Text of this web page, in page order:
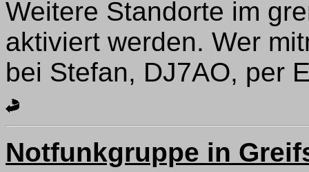
Weitere Standorte im
aktiviert werden. Wer
bei Stefan, DJ7AO, per
Notfunkgruppe in